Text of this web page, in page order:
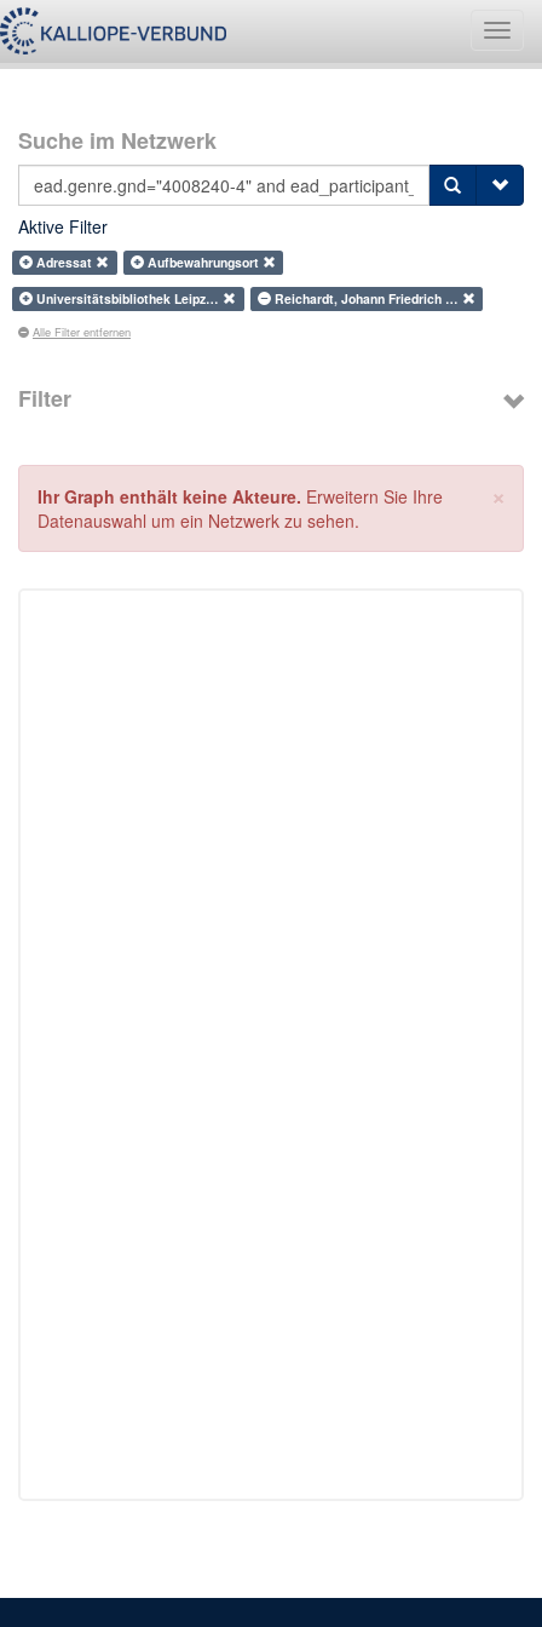
Suche im Netzwerk
Aktive Filter
Adressat
Aufbewahrungsort
Universitätsbibliothek Leipz…
Reichardt, Johann Friedrich …
Alle Filter entfernen
Filter
×
Ihr Graph enthält keine Akteure. Erweitern Sie Ihre
Datenauswahl um ein Netzwerk zu sehen.